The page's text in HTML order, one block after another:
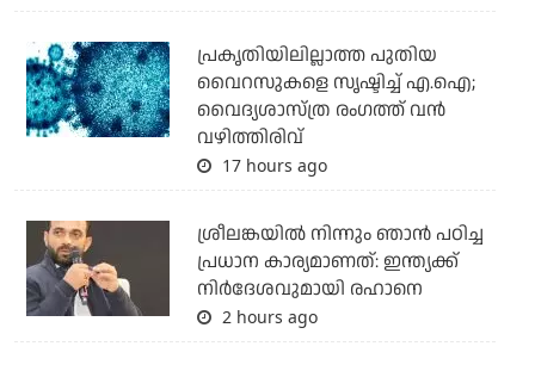
പ്രകൃതിയിലില്ലാത്ത പുതിയ
വൈറസുകളെ സൃഷ്ടിച്ച് എ.ഐ;
വൈദ്യശാസ്ത്ര രംഗത്ത് വന്‍
വഴിത്തിരിവ്
17 hours ago
ശ്രീലങ്കയില്‍ നിന്നും ഞാന്‍ പഠിച്ച
പ്രധാന കാര്യമാണത്: ഇന്ത്യക്ക്
നിര്‍ദേശവുമായി രഹാനെ
2 hours ago